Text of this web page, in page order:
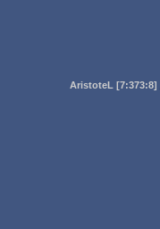
AristoteL [7:373:8]